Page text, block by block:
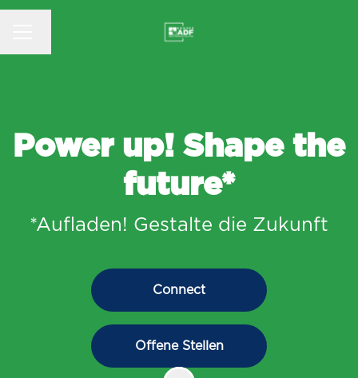
Power up! Shape the
future*
*Aufladen! Gestalte die Zukunft
Connect
Offene Stellen